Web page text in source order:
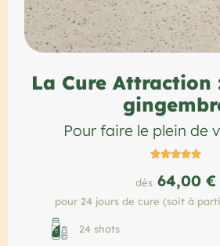
La Cure
Pour faire le plein de

dès64,00 €
pour 24 jours de cure (soit à
24 shots